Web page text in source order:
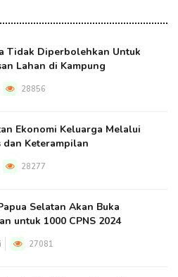
Tidak Diperbolehkan Untuk
Lahan di Kampung
28856
Ekonomi Keluarga Melalui
dan Keterampilan
28277
Selatan Akan Buka
untuk 1000 CPNS 2024
27081